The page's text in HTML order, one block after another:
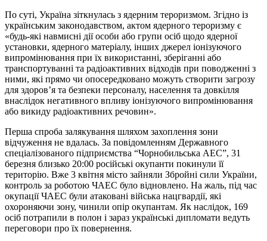
По суті, Україна зіткнулась з ядерним тероризмом. Згідно із
українським законодавством, актом ядерного тероризму є
«будь-які навмисні дії особи або групи осіб щодо ядерної
установки, ядерного матеріалу, інших джерел іонізуючого
випромінювання при їх використанні, зберіганні або
транспортуванні та радіоактивних відходів при поводженні з
ними, які прямо чи опосередковано можуть створити загрозу
для здоров’я та безпеки персоналу, населення та довкілля
внаслідок негативного впливу іонізуючого випромінювання
або викиду радіоактивних речовин».
Перша спроба залякування шляхом захоплення зони
відчуження не вдалась. За повідомленням Державного
спеціалізованого підприємства “Чорнобильська АЕС”, 31
березня близько 20:00 російські окупанти покинули її
територію. Вже 3 квітня місто зайняли Збройні сили України,
контроль за роботою ЧАЕС було відновлено. На жаль, під час
окупації ЧАЕС були атаковані війська нацгвардії, які
охороняючи зону, чинили опір окупантам. Як наслідок, 169
осіб потрапили в полон і зараз українські дипломати ведуть
переговори про їх повернення.